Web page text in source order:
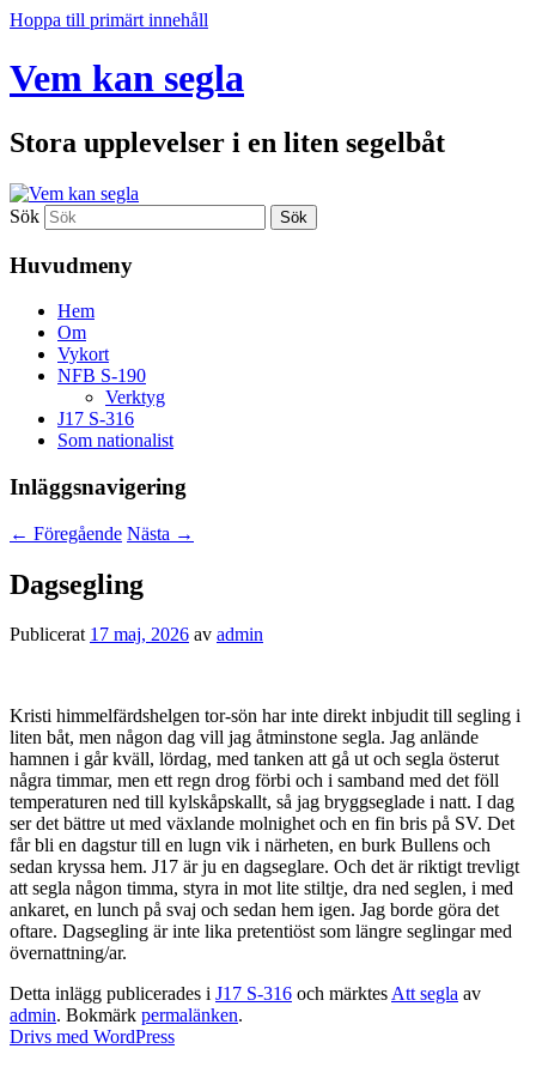
Hoppa till primärt innehåll
Vem kan segla
Stora upplevelser i en liten segelbåt
Sök
Huvudmeny
Hem
Om
Vykort
NFB S-190
Verktyg
J17 S-316
Som nationalist
Inläggsnavigering
← Föregående Nästa →
Dagsegling
Publicerat 17 maj, 2026 av admin
Kristi himmelfärdshelgen tor-sön har inte direkt inbjudit till segling i
liten båt, men någon dag vill jag åtminstone segla. Jag anlände
hamnen i går kväll, lördag, med tanken att gå ut och segla österut
några timmar, men ett regn drog förbi och i samband med det föll
temperaturen ned till kylskåpskallt, så jag bryggseglade i natt. I dag
ser det bättre ut med växlande molnighet och en fin bris på SV. Det
får bli en dagstur till en lugn vik i närheten, en burk Bullens och
sedan kryssa hem. J17 är ju en dagseglare. Och det är riktigt trevligt
att segla någon timma, styra in mot lite stiltje, dra ned seglen, i med
ankaret, en lunch på svaj och sedan hem igen. Jag borde göra det
oftare. Dagsegling är inte lika pretentiöst som längre seglingar med
övernattning/ar.
Detta inlägg publicerades i J17 S-316 och märktesAtt segla av
admin. Bokmärk permalänken.
Drivs med WordPress